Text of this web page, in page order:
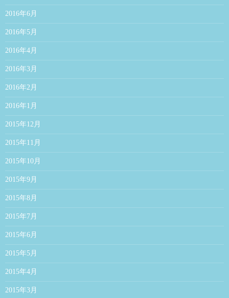
2016年6月
2016年5月
2016年4月
2016年3月
2016年2月
2016年1月
2015年12月
2015年11月
2015年10月
2015年9月
2015年8月
2015年7月
2015年6月
2015年5月
2015年4月
2015年3月